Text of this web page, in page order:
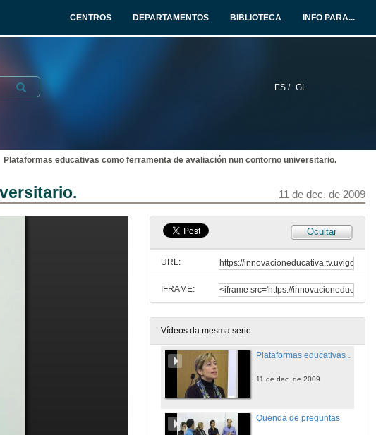
CENTROS DEPARTAMENTOS BIBLIOTECA INFO PARA...
ES / GL
Submit
Plataformas educativas como ferramenta de avaliación nun contorno universitario.
11 de dec. de 2009
Ocultar
URL:
IFRAME:
Vídeos da mesma serie
Potencialidades e problemáticas da "creación de coñecementos" por parte dos alumnos en primeiro curso de novos graos; unha experiencia en ADE.
11 de dec. de 2009
A (auto) avaliación na docencia da interpretación consecutiva como axuda á aprendizaxe.
Experiencia en docencia virtual: "Equipo Investigación Grímpola".
11 de dec. de 2009
11 de dec. de 2009
Quenda de preguntas